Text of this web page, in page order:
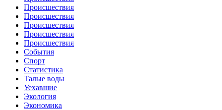
Происшествия
Происшествия
Происшествия
Происшествия
Происшествия
События
Спорт
Статистика
Талые воды
Уехавшие
Экология
Экономика